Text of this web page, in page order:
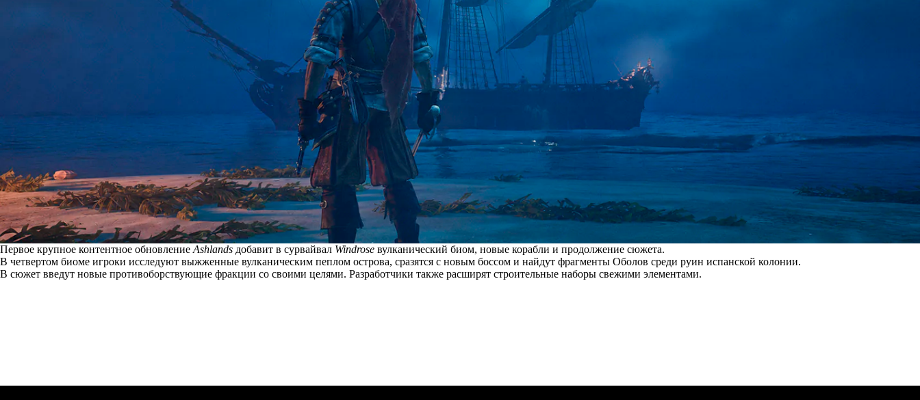
Первое крупное контентное обновление Ashlands добавит в сурвайвал Windrose вулканический биом, новые корабли и продолжение сюжета.
В четвертом биоме игроки исследуют выжженные вулканическим пеплом острова, сразятся с новым боссом и найдут фрагменты Оболов среди руин испанской колонии.
В сюжет введут новые противоборствующие фракции со своими целями. Разработчики также расширят строительные наборы свежими элементами.